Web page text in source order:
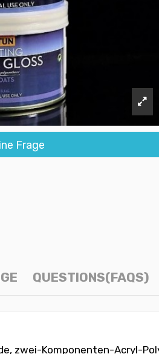
Frage
QUESTIONS(FAQS)
zwei-Komponenten-Acryl-